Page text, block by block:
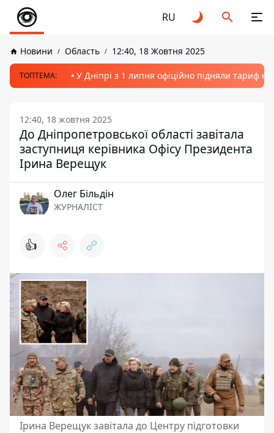
RU
Новини Область 12:40, 18 Жовтня 2025
ТОПТЕМА: У Дніпрі з 1 липня офіційно підняли тариф
12:40, 18 жовтня 2025
До Дніпропетровської області завітала
заступниця керівника Офісу Президента
Ірина Верещук
Олег Більдін
ЖУРНАЛІСТ
👍
Ірина Верещук завітала до Центру підготовки